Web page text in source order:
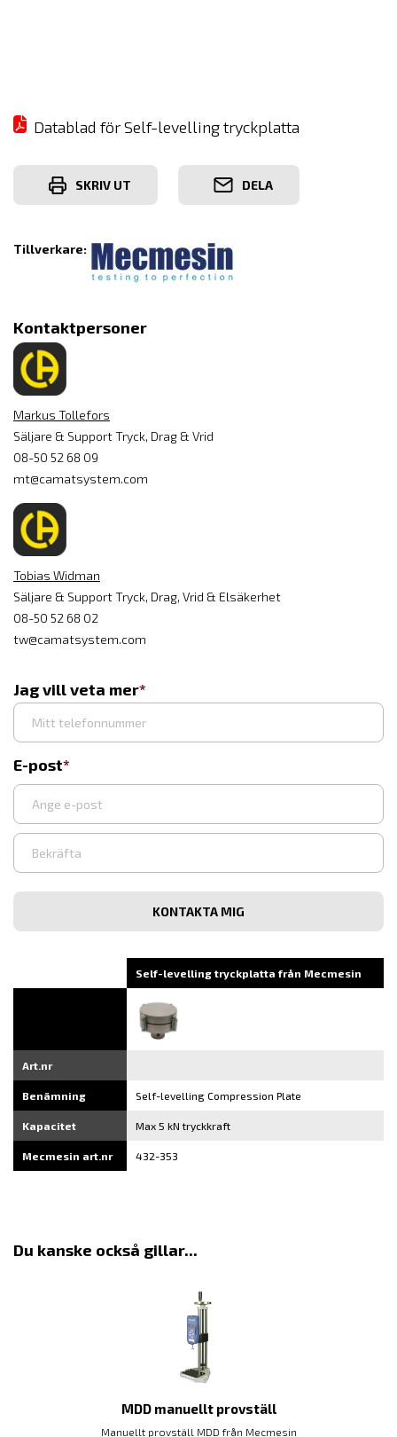
Datablad för Self-levelling tryckplatta
SKRIV UT DELA
Tillverkare:
Kontaktpersoner
Markus Tollefors
Säljare & Support Tryck, Drag & Vrid
08-50 52 68 09
mt@camatsystem.com
Tobias Widman
Säljare & Support Tryck, Drag, Vrid & Elsäkerhet
08-50 52 68 02
tw@camatsystem.com
Jag vill veta mer
E-post
Ange
e-
Bekräfta
post
Self-levelling tryckplatta från Mecmesin
Art.nr
Benämning Self-levelling Compression Plate
Kapacitet Max 5 kN tryckkraft
Mecmesin art.nr 432-353
Du kanske också gillar...
MDD manuellt provställ
Manuellt provställ MDD från Mecmesin